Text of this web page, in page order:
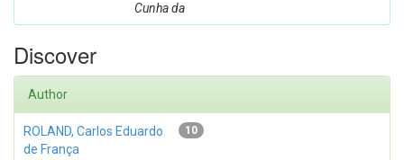
Cunha da
Discover
Author
10
ROLAND, Carlos Eduardo
de França